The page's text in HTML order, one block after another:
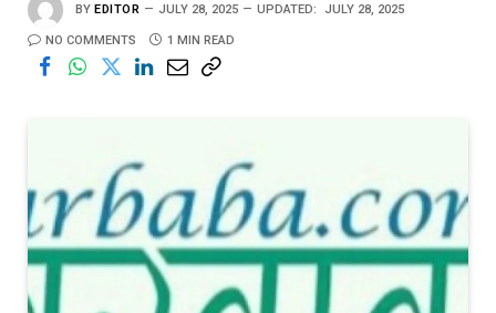
BY EDITOR JULY 28, 2025 UPDATED: JULY 28, 2025
NO COMMENTS 1 MIN READ